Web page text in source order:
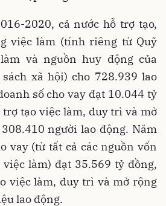
2020, cả nước hỗ trợ tạo,
việc làm (tính riêng từ Quỹ
và nguồn huy động của
xã hội) cho 728.939 lao
số cho vay đạt 10.044 tỷ
trợ tạo việc làm, duy trì và mở
người lao động. Năm
vay (từ tất cả các nguồn vốn
làm) đạt 35.569 tỷ đồng,
việc làm, duy trì và mở rộng
lao động.